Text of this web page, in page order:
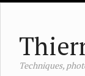
Techniques,